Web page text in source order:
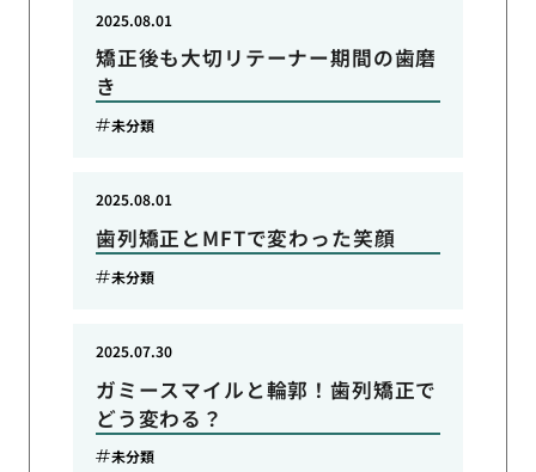
矯正後も大切リテーナー期間の歯磨
き
2025.08.01
未分類
歯列矯正とMFTで変わった笑顔
2025.08.01
未分類
ガミースマイルと輪郭！歯列矯正で
どう変わる？
2025.07.30
未分類